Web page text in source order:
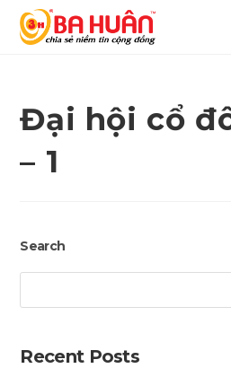
Đại hội cổ
– 1
Search
Recent Posts